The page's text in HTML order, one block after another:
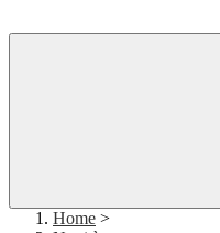
Home >